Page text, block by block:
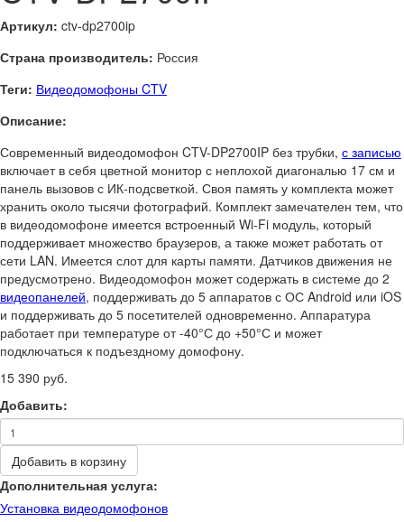
Артикул: ctv-dp2700ip
Страна производитель: Россия
Теги: Видеодомофоны CTV
Описание:
Современный видеодомофон CTV-DP2700IP без трубки, с записью
включает в себя цветной монитор с неплохой диагональю 17 см и
панель вызовов с ИК-подсветкой. Своя память у комплекта может
хранить около тысячи фотографий. Комплект замечателен тем, что
в видеодомофоне имеется встроенный Wi-Fi модуль, который
поддерживает множество браузеров, а также может работать от
сети LAN. Имеется слот для карты памяти. Датчиков движения не
предусмотрено. Видеодомофон может содержать в системе до 2
видеопанелей, поддерживать до 5 аппаратов с ОС Android или iOS
и поддерживать до 5 посетителей одновременно. Аппаратура
работает при температуре от -40°С до +50°С и может
подключаться к подъездному домофону.
15 390 руб.
Добавить:
Добавить в корзину
Дополнительная услуга:
Установка видеодомофонов